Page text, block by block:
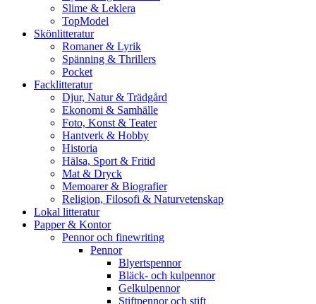
Slime & Leklera
TopModel
Skönlitteratur
Romaner & Lyrik
Spänning & Thrillers
Pocket
Facklitteratur
Djur, Natur & Trädgård
Ekonomi & Samhälle
Foto, Konst & Teater
Hantverk & Hobby
Historia
Hälsa, Sport & Fritid
Mat & Dryck
Memoarer & Biografier
Religion, Filosofi & Naturvetenskap
Lokal litteratur
Papper & Kontor
Pennor och finewriting
Pennor
Blyertspennor
Bläck- och kulpennor
Gelkulpennor
Stiftpennor och stift